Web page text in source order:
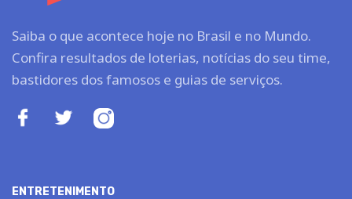
Saiba o que acontece hoje no Brasil e no Mundo.
Confira resultados de loterias, notícias do seu time,
bastidores dos famosos e guias de serviços.
ENTRETENIMENTO